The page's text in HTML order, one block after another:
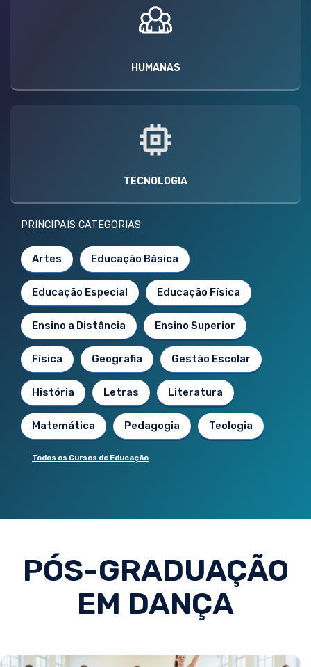
HUMANAS
TECNOLOGIA
PRINCIPAIS CATEGORIAS
Artes Educação Básica
Educação Especial Educação Física
Ensino a Distância Ensino Superior
Física Geografia Gestão Escolar
História Letras Literatura
Matemática Pedagogia Teologia
Todos os Cursos de Educação
PÓS-GRADUAÇÃO
EM DANÇA